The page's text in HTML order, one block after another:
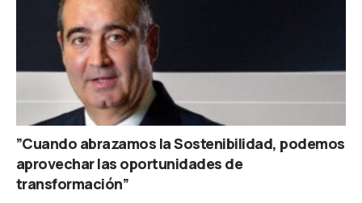
”Cuando abrazamos la Sostenibilidad, podemos
aprovechar las oportunidades de
transformación”